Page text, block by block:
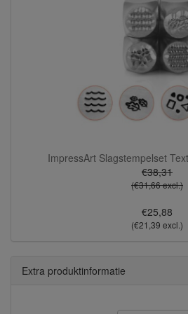
ImpressArt Slagstempelset
€38,31
(€31,66 excl.)
€25,88
(€21,39 excl.)
Extra produktinformatie